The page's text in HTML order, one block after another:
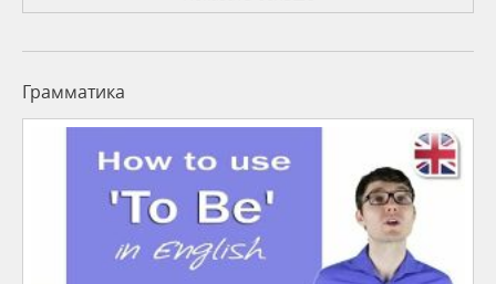
Грамматика